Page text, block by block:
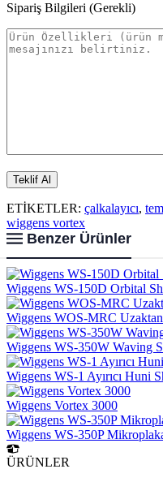
Sipariş Bilgileri (Gerekli)
ETİKETLER: çalkalayıcı,
wiggens vortex
Benzer Ürünler
Wiggens WS-150D Orbital
Wiggens WOS-MRC
Wiggens WS-350W Waving
Wiggens WS-1 Ayırıcı Huni
Wiggens Vortex 3000
Wiggens WS-350P
ÜRÜNLER